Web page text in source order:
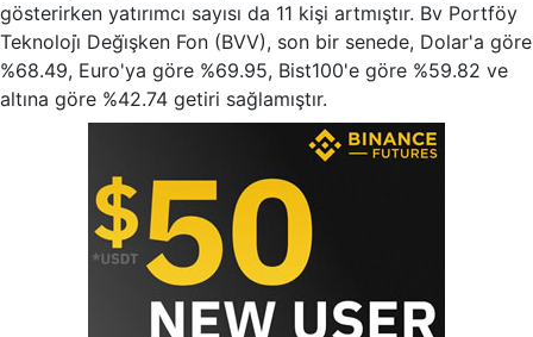
gösterirken yatırımcı sayısı da 11 kişi artmıştır. Bv Portföy
Teknoloji̇ Deği̇şken Fon (BVV), son bir senede, Dolar'a göre
%68.49, Euro'ya göre %69.95, Bist100'e göre %59.82 ve
altına göre %42.74 getiri sağlamıştır.